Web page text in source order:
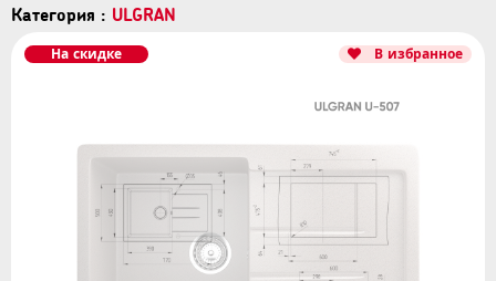
Категория : ULGRAN
На скидке В избранное